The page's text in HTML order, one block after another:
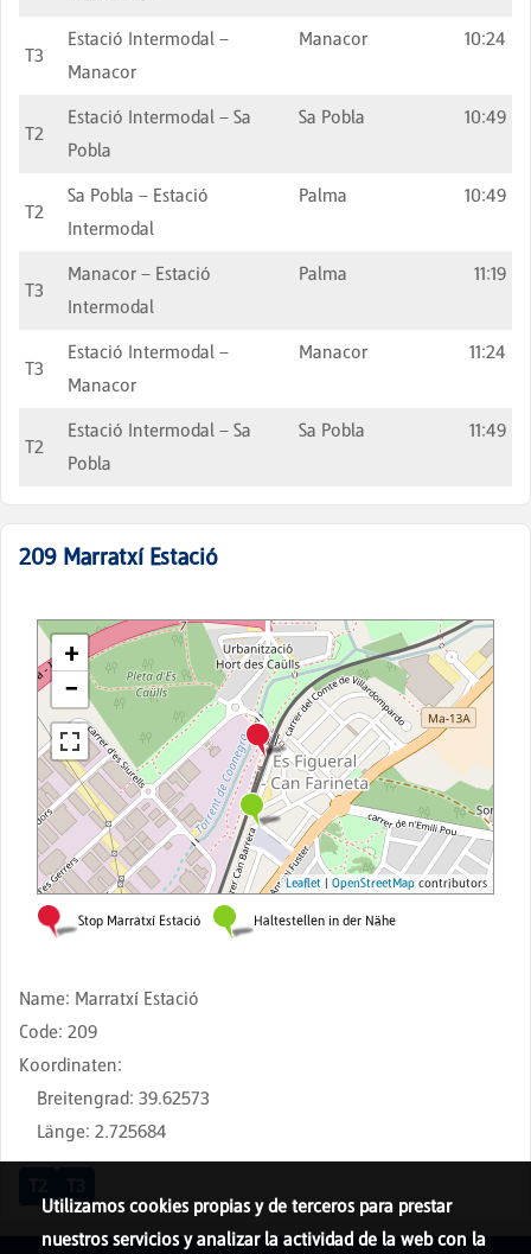
T3
Estació Intermodal –
Manacor
Manacor 10:24
T2
Estació Intermodal – Sa
Pobla
Sa Pobla 10:49
T2
Sa Pobla – Estació
Intermodal
Palma 10:49
T3
Manacor – Estació
Intermodal
Palma 11:19
T3
Estació Intermodal –
Manacor
Manacor 11:24
T2
Estació Intermodal – Sa
Pobla
Sa Pobla 11:49
209 Marratxí Estació
Name: Marratxí Estació
Code: 209
Koordinaten:
Breitengrad: 39.62573
Länge: 2.725684
Utilizamos cookies propias y de terceros para prestar
nuestros servicios y analizar la actividad de la web con la